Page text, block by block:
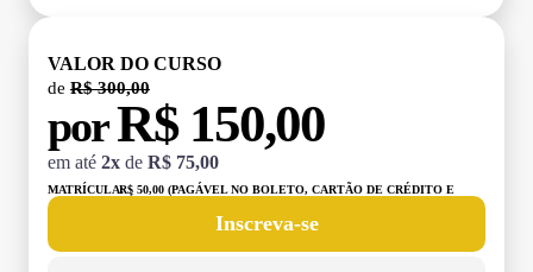
VALOR DO CURSO
de R$ 300,00
porR$ 150,00
em até 2x de R$ 75,00
MATRÍCULA:R$ 50,00 (PAGÁVEL NO BOLETO, CARTÃO DE CRÉDITO E
Inscreva-se